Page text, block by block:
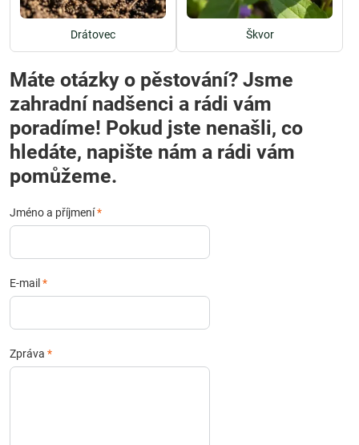
Drátovec Škvor
Máte otázky o pěstování? Jsme
zahradní nadšenci a rádi vám
poradíme! Pokud jste nenašli, co
hledáte, napište nám a rádi vám
pomůžeme.
Jméno a příjmení*
E-mail *
Zpráva *